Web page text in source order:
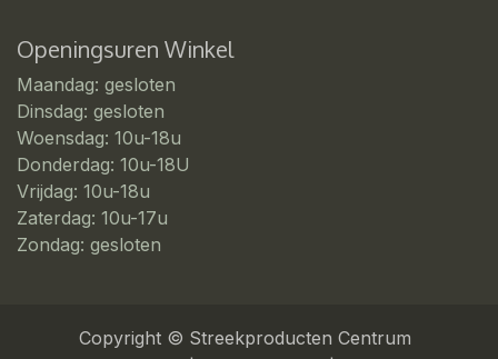
Openingsuren Winkel
Maandag: gesloten
Dinsdag: gesloten
Woensdag: 10u-18u
Donderdag: 10u-18U
Vrijdag: 10u-18u
Zaterdag: 10u-17u
Zondag: gesloten
Copyright © Streekproducten Centrum